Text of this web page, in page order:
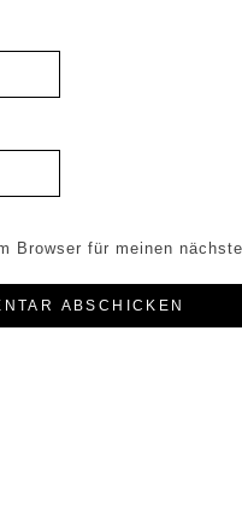
Browser für meinen